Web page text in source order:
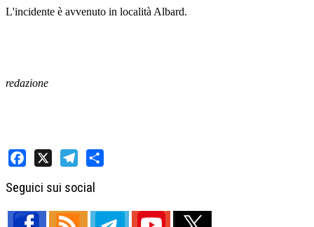
L'incidente è avvenuto in località Albard.
redazione
Seguici sui social